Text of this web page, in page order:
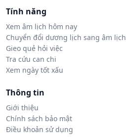
Tính năng
Xem âm lịch hôm nay
Chuyển đổi dương lịch sang âm lịch
Gieo quẻ hỏi việc
Tra cứu can chi
Xem ngày tốt xấu
Thông tin
Giới thiệu
Chính sách bảo mật
Điều khoản sử dụng